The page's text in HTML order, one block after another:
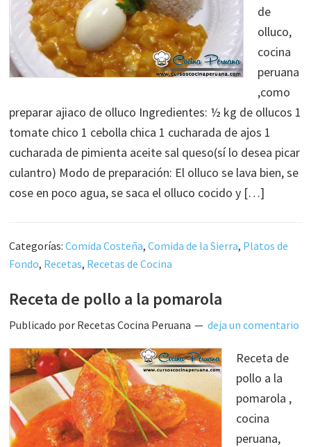
de
olluco,
cocina
peruana
,como
preparar ajiaco de olluco Ingredientes: ½ kg de ollucos 1
tomate chico 1 cebolla chica 1 cucharada de ajos 1
cucharada de pimienta aceite sal queso(sí lo desea picar
culantro) Modo de preparación: El olluco se lava bien, se
cose en poco agua, se saca el olluco cocido y […]
Categorías:Comida Costeña,Comida de la Sierra, Platos de
Fondo, Recetas, Recetas de Cocina
Receta de pollo a la pomarola
Publicado por Recetas Cocina Peruana deja un comentario
Receta de
pollo a la
pomarola ,
cocina
peruana,